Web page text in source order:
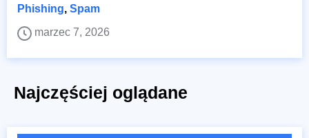
Phishing, Spam
marzec 7, 2026
Najczęściej oglądane